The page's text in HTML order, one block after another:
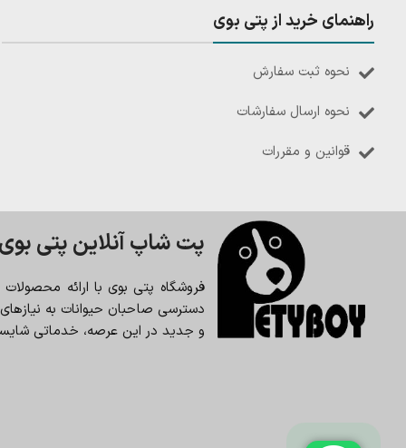
راهنمای خرید از پتی بوی
نحوه ثبت سفارش
نحوه ارسال سفارشات
قوانین و مقررات
پت شاپ آنلاین پتی بوی
فروشگاه پتی بوی با ارائه
دسترسی صاحبان حیوانات به نیازهای
و جدید در این عرصه، خدماتی